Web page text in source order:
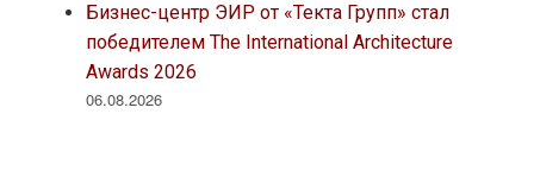
Бизнес-центр ЭИР от «Текта Групп» стал
победителем The International Architecture
Awards 2026
06.08.2026